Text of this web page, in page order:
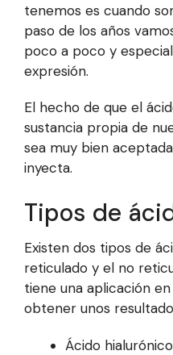
tenemos es cuando
paso de los años
poco a poco y
expresión.
El hecho de que el
sustancia propia de
sea muy bien
inyecta.
Tipos de
Existen dos tipos de
reticulado y el no
tiene una aplicación
obtener unos
Ácido